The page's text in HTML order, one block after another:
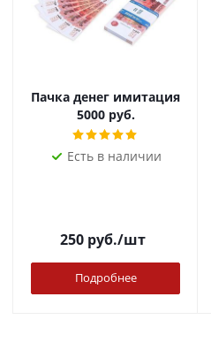
Пачка денег имитация
5000 руб.
Есть в наличии
250руб./шт
Подробнее